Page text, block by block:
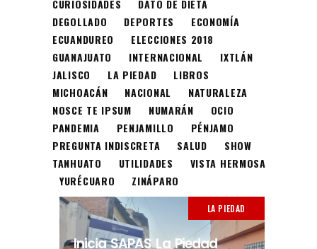
CURIOSIDADES
DATO DE DIETA
DEGOLLADO
DEPORTES
ECONOMÍA
ECUANDUREO
ELECCIONES 2018
GUANAJUATO
INTERNACIONAL
IXTLÁN
JALISCO
LA PIEDAD
LIBROS
MICHOACÁN
NACIONAL
NATURALEZA
NOSCE TE IPSUM
NUMARÁN
OCIO
PANDEMIA
PENJAMILLO
PÉNJAMO
PREGUNTA INDISCRETA
SALUD
SHOW
TANHUATO
UTILIDADES
VISTA HERMOSA
YURÉCUARO
ZINÁPARO
LA PIEDAD
Inicia SAPAS La Piedad